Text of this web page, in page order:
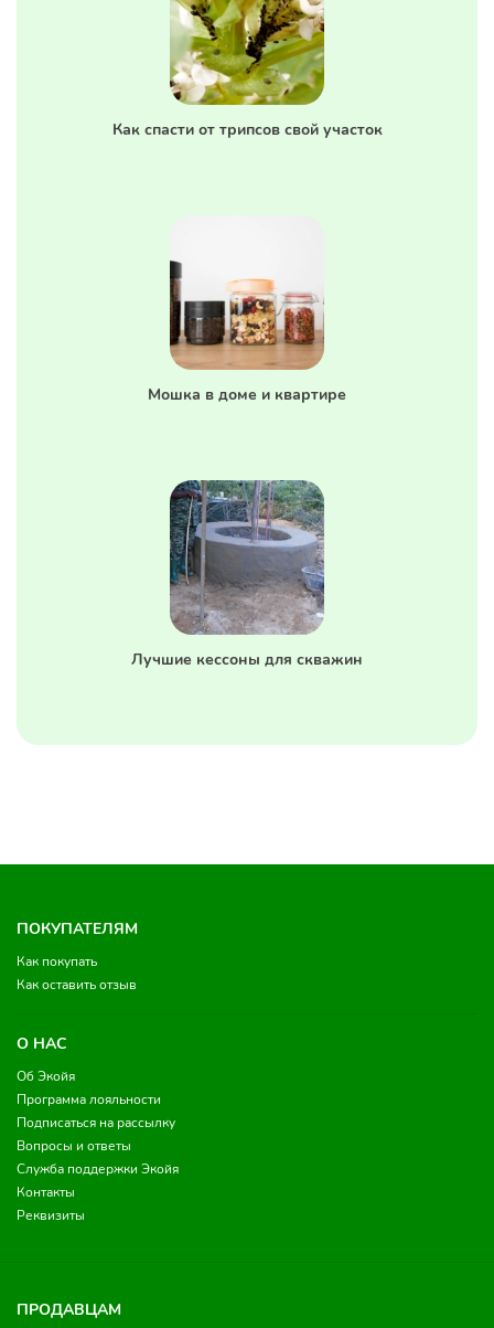
Как спасти от трипсов свой участок
Мошка в доме и квартире
Лучшие кессоны для скважин
ПОКУПАТЕЛЯМ
Как покупать
Как оставить отзыв
О НАС
Об Экойя
Программа лояльности
Подписаться на рассылку
Вопросы и ответы
Служба поддержки Экойя
Контакты
Реквизиты
ПРОДАВЦАМ